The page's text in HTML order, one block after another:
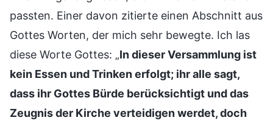
passten. Einer davon zitierte einen Abschnitt aus
Gottes Worten, der mich sehr bewegte. Ich las
diese Worte Gottes: „In dieser Versammlung ist
kein Essen und Trinken erfolgt; ihr alle sagt,
dass ihr Gottes Bürde berücksichtigt und das
Zeugnis der Kirche verteidigen werdet, doch